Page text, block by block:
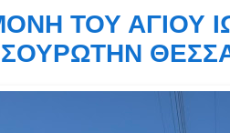
ΤΟΥ ΑΓΙΟΥ
ΣΟΥΡΩΤΗΝ